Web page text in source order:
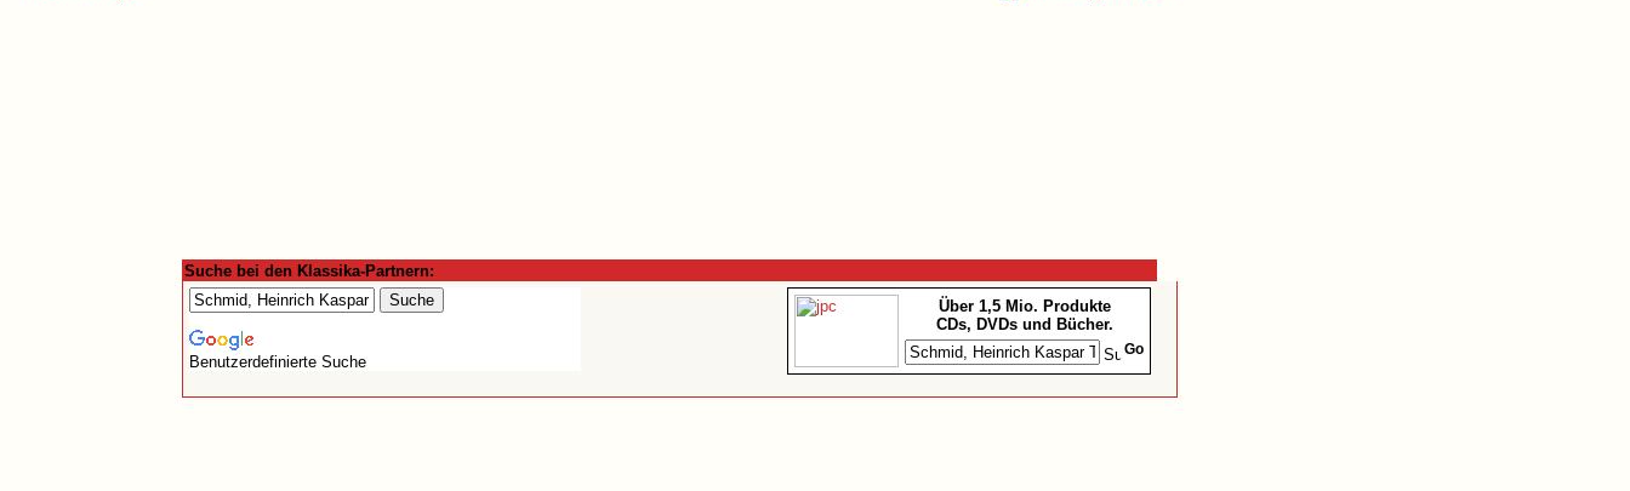
Suche bei den Klassika-Partnern:
Benutzerdefinierte Suche
Über 1,5 Mio. Produkte
CDs, DVDs und Bücher.
Go